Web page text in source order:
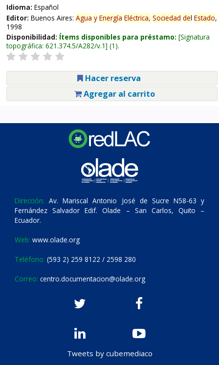
Idioma: Español
Editor: Buenos Aires: Agua y Energía Eléctrica, Sociedad del Estado,
1998
Disponibilidad: Ítems disponibles para préstamo: Signatura
topográfica: 621.374.5/A282/v.1 (1).
Hacer reserva
Agregar al carrito
Dirección: Av. Mariscal Antonio José de Sucre N58-63 y
Fernández Salvador Edif. Olade – San Carlos, Quito –
Ecuador.
Web: www.olade.org
Teléfono: (593 2) 259 8122 / 2598 280
Correo: centro.documentacion@olade.org
Tweets by cubemediaco